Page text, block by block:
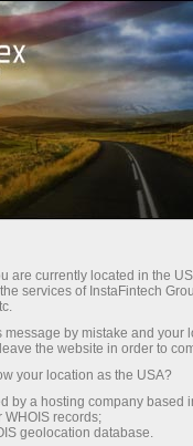
Pour les
investisseurs
are currently located in the
services of InstaFintech
message by mistake and
the website in order to
your location as the USA?
by a hosting company based
WHOIS records;
geolocation database.